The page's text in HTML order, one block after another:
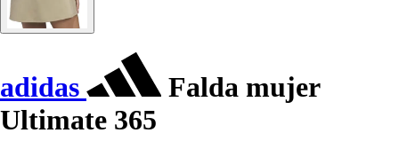
adidas
Falda mujer
Ultimate 365